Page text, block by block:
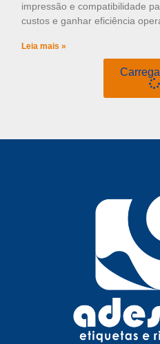
impressão e compatibilidade
custos e ganhar eficiência
Leia mais »